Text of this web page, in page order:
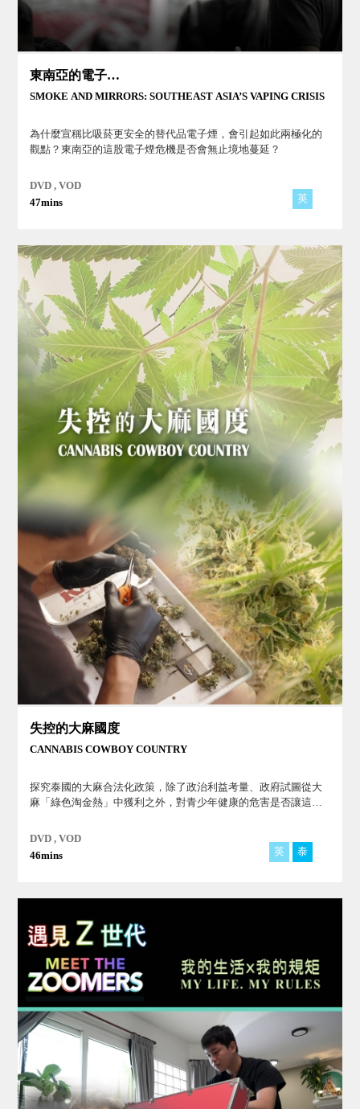
東南亞的電子煙危機
SMOKE AND MIRRORS: SOUTHEAST ASIA’S VAPING CRISIS
為什麼宣稱比吸菸更安全的替代品電子煙，會引起如此兩極化的
觀點？東南亞的這股電子煙危機是否會無止境地蔓延？
DVD , VOD
47mins
英
失控的大麻國度
CANNABIS COWBOY COUNTRY
探究泰國的大麻合法化政策，除了政治利益考量、政府試圖從大
麻「綠色淘金熱」中獲利之外，對青少年健康的危害是否讓這個
DVD , VOD
46mins
英 泰